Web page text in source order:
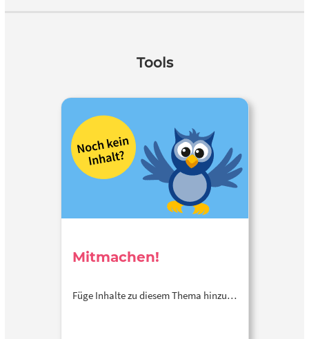
Tools
Mitmachen!
Füge Inhalte zu diesem Thema hinzu…